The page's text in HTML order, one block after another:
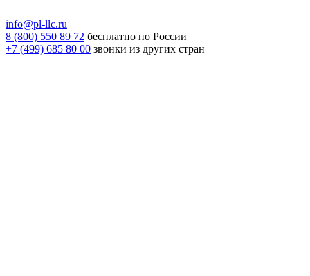
info@pl-llc.ru
8 (800) 550 89 72 бесплатно по России
+7 (499) 685 80 00 звонки из других стран